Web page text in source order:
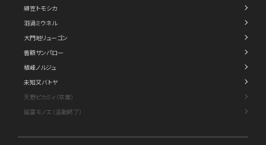
緋笠トモシカ
羽渦ミウネル
大門地リューゴン
善額サンパロー
植峰ノルジュ
未知又バトヤ
天野ピカミィ（卒業）
磁富モノエ（活動終了）